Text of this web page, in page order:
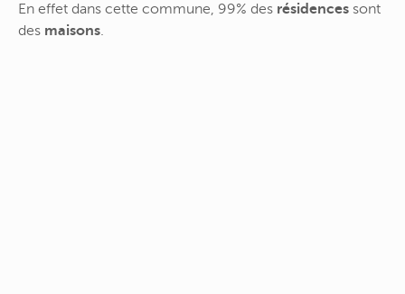
En effet dans cette commune, 99% des résidences sont
des maisons.